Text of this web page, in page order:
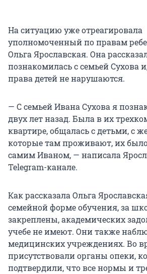
На ситуацию уже отреагировала
уполномоченный по правам
Ольга Ярославская. Она
познакомилась с семьей Сухова
права детей не нарушаются.
— С семьей Ивана Сухова я
двух лет назад. Была в их
квартире, общалась с детьми, с
которые там проживают, их было
самим Иваном, — написала
Telegram-канале.
Как рассказала Ольга
семейной форме обучения, за
закреплены, академических
учебе не имеют. Они также
медицинских учреждениях. Во
присутствовали органы опеки,
подтвердили, что все нормы и